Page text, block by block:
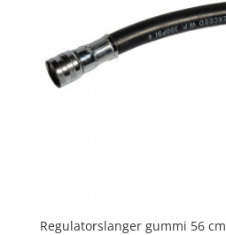
Regulatorslanger gummi 56 cm